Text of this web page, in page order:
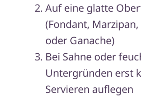
Auf eine glatte
(Fondant,
oder Ganache)
Bei Sahne oder
Untergründen erst
Servieren auflegen